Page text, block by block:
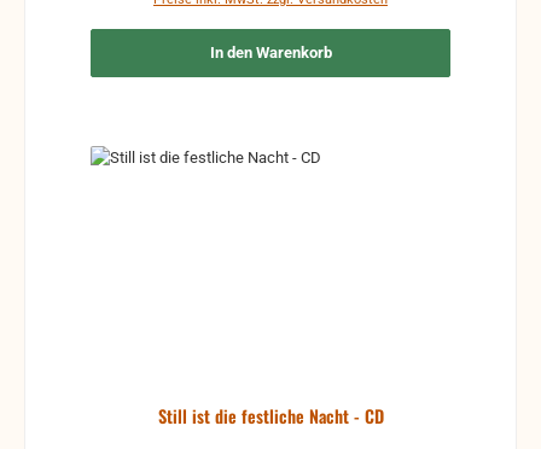
In den Warenkorb
Still ist die festliche Nacht - CD